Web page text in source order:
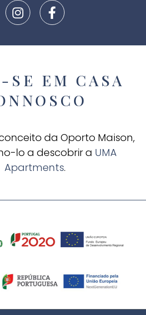
SE EM CASA
da Oporto Maison,
lo a descobrir a UMA
Apartments.